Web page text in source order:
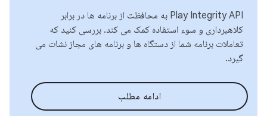
Play Integrity API به محافظت از برنامه ها در برابر
کلاهبرداری و سوء استفاده کمک می کند. بررسی کنید که
تعاملات برنامه شما از دستگاه ها و برنامه های مجاز نشات می
گیرد.
ادامه مطلب